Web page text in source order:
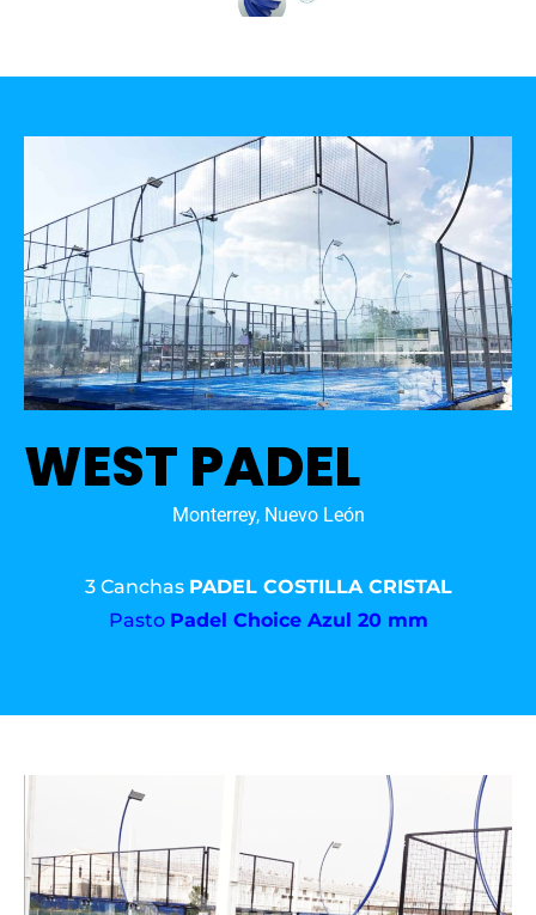
WEST PADEL
Monterrey, Nuevo León
3 Canchas PADEL COSTILLA CRISTAL
Pasto Padel Choice Azul 20 mm